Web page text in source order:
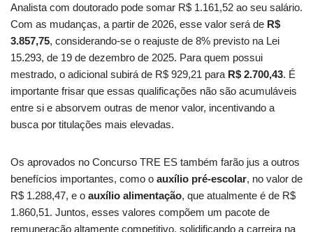
Analista com doutorado pode somar R$ 1.161,52 ao seu salário.
Com as mudanças, a partir de 2026, esse valor será de R$
3.857,75, considerando-se o reajuste de 8% previsto na Lei
15.293, de 19 de dezembro de 2025. Para quem possui
mestrado, o adicional subirá de R$ 929,21 para R$ 2.700,43. É
importante frisar que essas qualificações não são acumuláveis
entre si e absorvem outras de menor valor, incentivando a
busca por titulações mais elevadas.
Os aprovados no Concurso TRE ES também farão jus a outros
benefícios importantes, como o auxílio pré-escolar, no valor de
R$ 1.288,47, e o auxílio alimentação, que atualmente é de R$
1.860,51. Juntos, esses valores compõem um pacote de
remuneração altamente competitivo, solidificando a carreira na